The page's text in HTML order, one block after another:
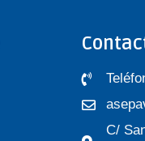
C/